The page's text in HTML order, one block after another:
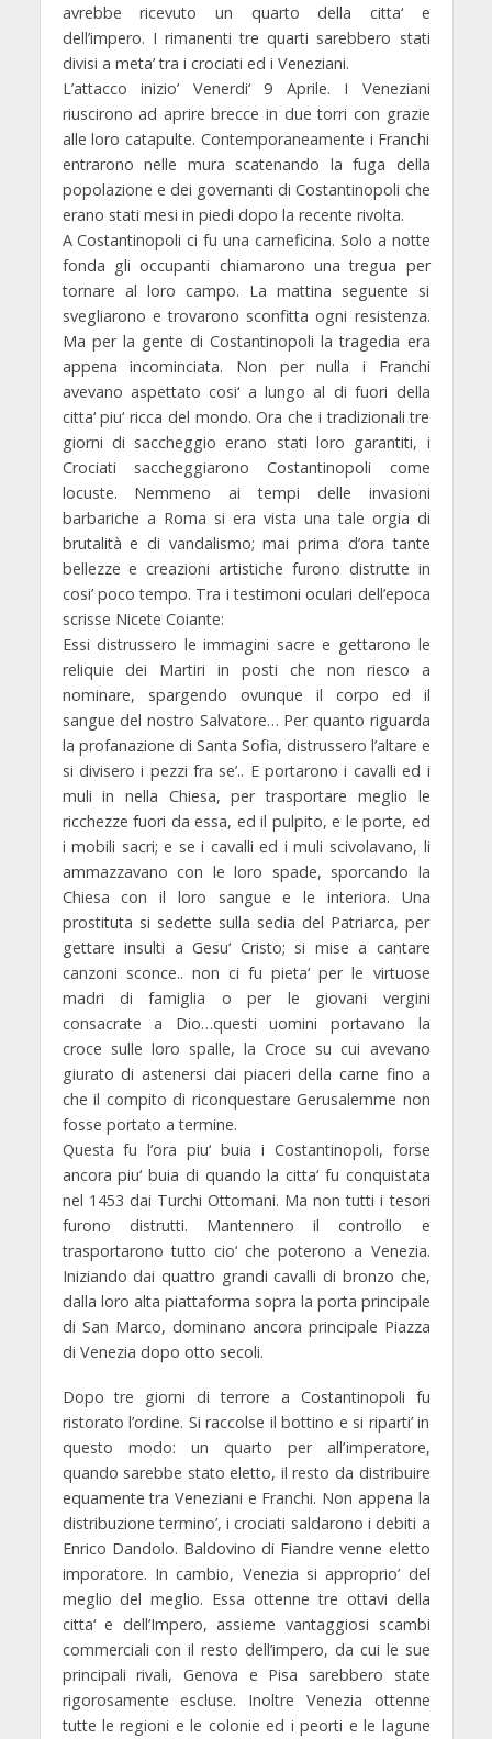
avrebbe ricevuto un quarto della citta‘ e
dell’impero. I rimanenti tre quarti sarebbero stati
divisi a meta’ tra i crociati ed i Veneziani.
L’attacco inizio’ Venerdi‘ 9 Aprile. I Veneziani
riuscirono ad aprire brecce in due torri con grazie
alle loro catapulte. Contemporaneamente i Franchi
entrarono nelle mura scatenando la fuga della
popolazione e dei governanti di Costantinopoli che
erano stati mesi in piedi dopo la recente rivolta.
A Costantinopoli ci fu una carneficina. Solo a notte
fonda gli occupanti chiamarono una tregua per
tornare al loro campo. La mattina seguente si
svegliarono e trovarono sconfitta ogni resistenza.
Ma per la gente di Costantinopoli la tragedia era
appena incominciata. Non per nulla i Franchi
avevano aspettato cosi‘ a lungo al di fuori della
citta‘ piu‘ ricca del mondo. Ora che i tradizionali tre
giorni di saccheggio erano stati loro garantiti, i
Crociati saccheggiarono Costantinopoli come
locuste. Nemmeno ai tempi delle invasioni
barbariche a Roma si era vista una tale orgia di
brutalità e di vandalismo; mai prima d’ora tante
bellezze e creazioni artistiche furono distrutte in
cosi’ poco tempo. Tra i testimoni oculari dell’epoca
scrisse Nicete Coiante:
Essi distrussero le immagini sacre e gettarono le
reliquie dei Martiri in posti che non riesco a
nominare, spargendo ovunque il corpo ed il
sangue del nostro Salvatore… Per quanto riguarda
la profanazione di Santa Sofia, distrussero l’altare e
si divisero i pezzi fra se’.. E portarono i cavalli ed i
muli in nella Chiesa, per trasportare meglio le
ricchezze fuori da essa, ed il pulpito, e le porte, ed
i mobili sacri; e se i cavalli ed i muli scivolavano, li
ammazzavano con le loro spade, sporcando la
Chiesa con il loro sangue e le interiora. Una
prostituta si sedette sulla sedia del Patriarca, per
gettare insulti a Gesu‘ Cristo; si mise a cantare
canzoni sconce.. non ci fu pieta‘ per le virtuose
madri di famiglia o per le giovani vergini
consacrate a Dio…questi uomini portavano la
croce sulle loro spalle, la Croce su cui avevano
giurato di astenersi dai piaceri della carne fino a
che il compito di riconquestare Gerusalemme non
fosse portato a termine.
Questa fu l’ora piu‘ buia i Costantinopoli, forse
ancora piu‘ buia di quando la citta‘ fu conquistata
nel 1453 dai Turchi Ottomani. Ma non tutti i tesori
furono distrutti. Mantennero il controllo e
trasportarono tutto cio‘ che poterono a Venezia.
Iniziando dai quattro grandi cavalli di bronzo che,
dalla loro alta piattaforma sopra la porta principale
di San Marco, dominano ancora principale Piazza
di Venezia dopo otto secoli.
Dopo tre giorni di terrore a Costantinopoli fu
ristorato l’ordine. Si raccolse il bottino e si riparti’ in
questo modo: un quarto per all’imperatore,
quando sarebbe stato eletto, il resto da distribuire
equamente tra Veneziani e Franchi. Non appena la
distribuzione termino’, i crociati saldarono i debiti a
Enrico Dandolo. Baldovino di Fiandre venne eletto
imporatore. In cambio, Venezia si approprio’ del
meglio del meglio. Essa ottenne tre ottavi della
citta‘ e dell’Impero, assieme vantaggiosi scambi
commerciali con il resto dell’impero, da cui le sue
principali rivali, Genova e Pisa sarebbero state
rigorosamente escluse. Inoltre Venezia ottenne
tutte le regioni e le colonie ed i peorti e le lagune